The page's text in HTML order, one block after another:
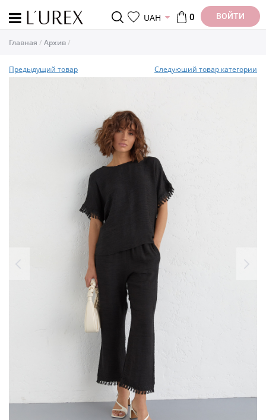
UAH 0 ВОЙТИ
Главная Архив
Предыдущий товар Следуюший товар категории